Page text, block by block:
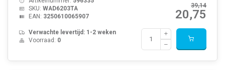
39,14
20,75
SKU: WAD6203TA
EAN: 3250610065907
Verwachte levertijd: 1-2 weken
Voorraad: 0